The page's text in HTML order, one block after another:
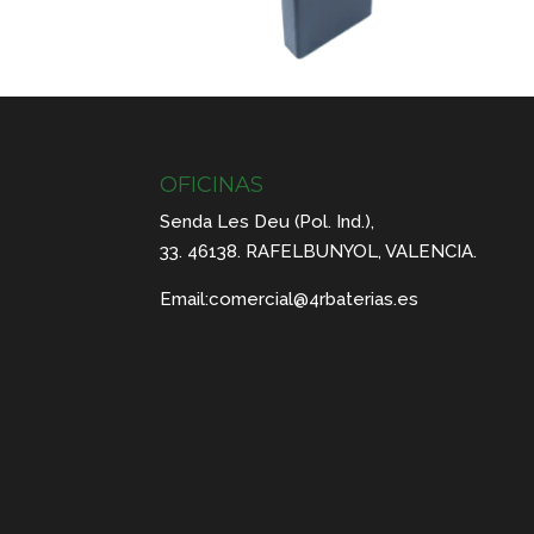
OFICINAS
Senda Les Deu (Pol. Ind.),
33. 46138. RAFELBUNYOL, VALENCIA.
Email:comercial@4rbaterias.es